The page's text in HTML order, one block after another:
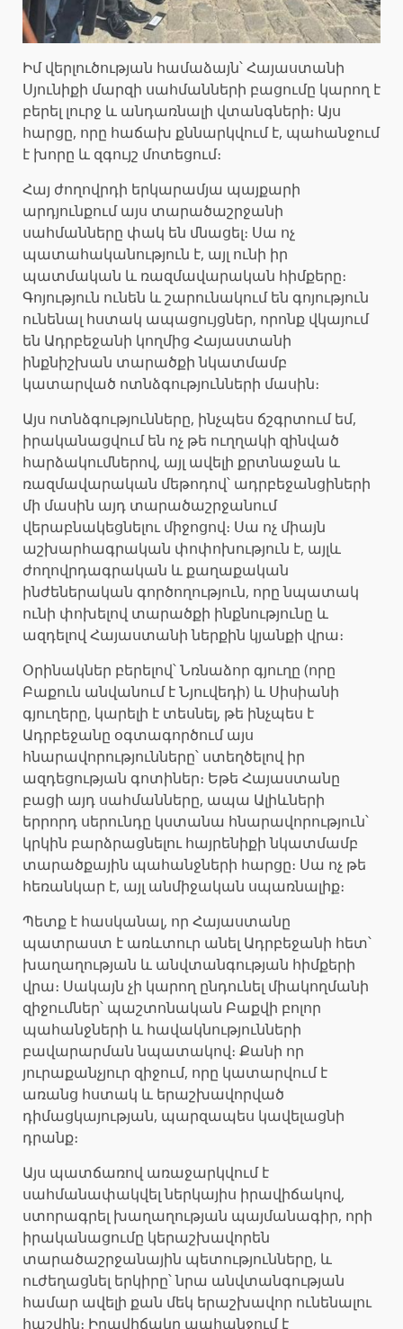
Իմ վերլուծության համաձայն՝ Հայաստանի
Սյունիքի մարզի սահմանների բացումը կարող է
բերել լուրջ և անդառնալի վտանգների։ Այս
հարցը, որը հաճախ քննարկվում է, պահանջում
է խորը և զգույշ մոտեցում։
Հայ ժողովրդի երկարամյա պայքարի
արդյունքում այս տարածաշրջանի
սահմանները փակ են մնացել։ Սա ոչ
պատահականություն է, այլ ունի իր
պատմական և ռազմավարական հիմքերը։
Գոյություն ունեն և շարունակում են գոյություն
ունենալ հստակ ապացույցներ, որոնք վկայում
են Ադրբեջանի կողմից Հայաստանի
ինքնիշխան տարածքի նկատմամբ
կատարված ոտնձգությունների մասին։
Այս ոտնձգությունները, ինչպես ճշգրտում եմ,
իրականացվում են ոչ թե ուղղակի զինված
հարձակումներով, այլ ավելի քրտնաջան և
ռազմավարական մեթոդով՝ ադրբեջանցիների
մի մասին այդ տարածաշրջանում
վերաբնակեցնելու միջոցով։ Սա ոչ միայն
աշխարհագրական փոփոխություն է, այլև
ժողովրդագրական և քաղաքական
ինժեներական գործողություն, որը նպատակ
ունի փոխելով տարածքի ինքնությունը և
ազդելով Հայաստանի ներքին կյանքի վրա։
Օրինակներ բերելով՝ Նռնաձոր գյուղը (որը
Բաքուն անվանում է Նյուվեդի) և Սիսիանի
գյուղերը, կարելի է տեսնել, թե ինչպես է
Ադրբեջանը օգտագործում այս
հնարավորությունները՝ ստեղծելով իր
ազդեցության գոտիներ։ Եթե Հայաստանը
բացի այդ սահմանները, ապա Ալիևների
երրորդ սերունդը կստանա հնարավորություն՝
կրկին բարձրացնելու հայրենիքի նկատմամբ
տարածքային պահանջների հարցը։ Սա ոչ թե
հեռանկար է, այլ անմիջական սպառնալիք։
Պետք է հասկանալ, որ Հայաստանը
պատրաստ է առևտուր անել Ադրբեջանի հետ՝
խաղաղության և անվտանգության հիմքերի
վրա։ Սակայն չի կարող ընդունել միակողմանի
զիջումներ՝ պաշտոնական Բաքվի բոլոր
պահանջների և հավակնությունների
բավարարման նպատակով։ Քանի որ
յուրաքանչյուր զիջում, որը կատարվում է
առանց հստակ և երաշխավորված
դիմացկայության, պարզապես կավելացնի
դրանք։
Այս պատճառով առաջարկվում է
սահմանափակվել ներկայիս իրավիճակով,
ստորագրել խաղաղության պայմանագիր, որի
իրականացումը կերաշխավորեն
տարածաշրջանային պետությունները, և
ուժեղացնել երկիրը՝ նրա անվտանգության
համար ավելի քան մեկ երաշխավոր ունենալու
հաշվին։ Իրավիճակը պահանջում է